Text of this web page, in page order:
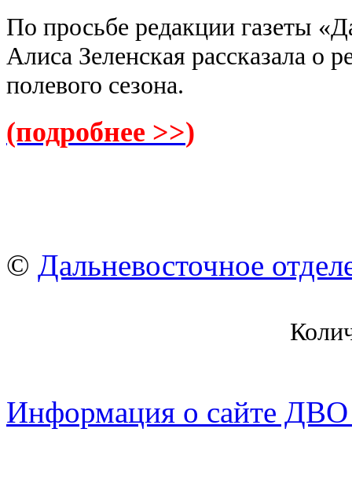
По просьбе редакции газеты
Алиса Зеленская рассказала о
полевого сезона.
(подробнее >>)
© Дальневосточное
Информация о сайте